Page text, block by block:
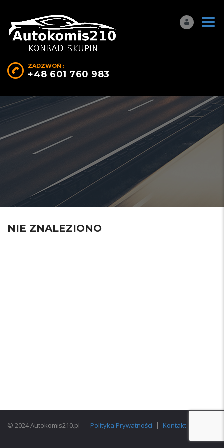
ZADZWOŃ :
+48 601 760 983
NIE ZNALEZIONO
© 2024 Autokomis210.pl Polityka Prywatności Kontakt